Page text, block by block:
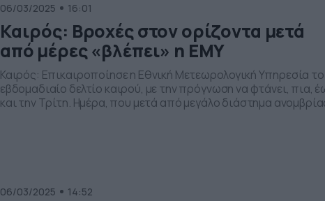
06/03/2025 16:01
Καιρός: Βροχές στον ορίζοντα μετά
από μέρες «βλέπει» η ΕΜΥ
Καιρός: Επικαιροποίησε η Εθνική Μετεωρολογική Υπηρεσία το
εβδομαδιαίο δελτίο καιρού, με την πρόγνωση να φτάνει, πια,
και την Τρίτη. Ημέρα, που μετά από μεγάλο διάστημα
06/03/2025 14:52